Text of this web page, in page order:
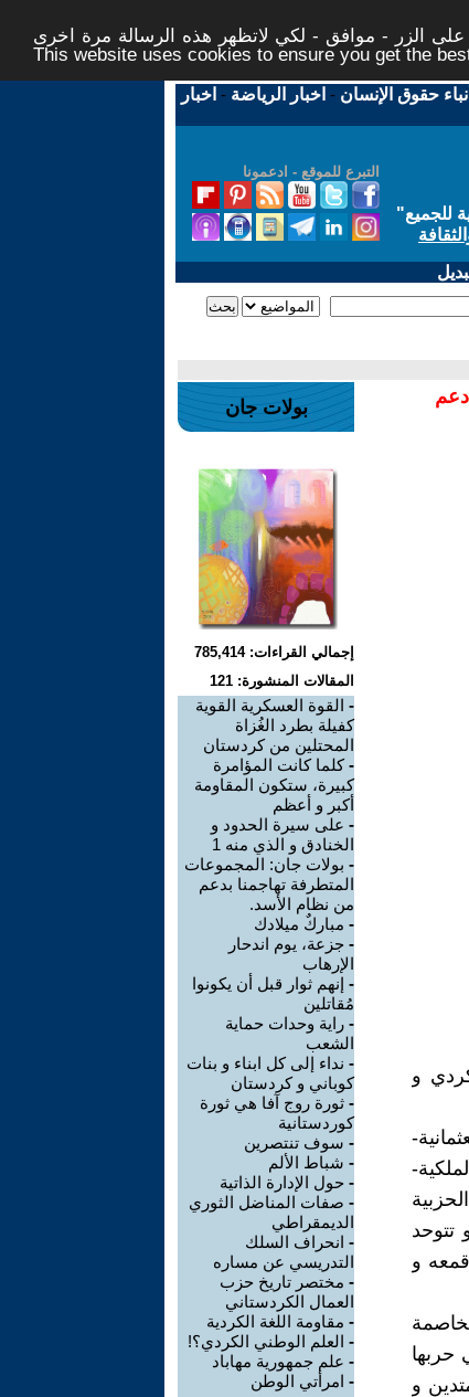
الزر - موافق - لكي لاتظهر هذه الرسالة مرة اخرى -
This website uses cookies to ensure you get the
حقوق الإنسان - اخبار الرياضة - اخبار
التبرع للموقع - ادعمونا
للجميع"
دعم
و
تتوحد
و
حربها
و
بولات جان
إجمالي القراءات: 785,414
المقالات المنشورة: 121
- القوة العسكرية القوية
كفيلة بطرد الغُزاة
المحتلين من كردستان
-كلما كانت المؤامرة
كبيرة، ستكون المقاومة
أكبر و أعظم
- على سيرة الحدود و
الخنادق و الذي منه 1
- بولات جان: المجموعات
المتطرفة تهاجمنا بدعم
من نظام الأسد.
- مباركٌ ميلادك
- جزعة، يوم اندحار
الإرهاب
- إنهم ثوار قبل أن يكونوا
مُقاتلين
- راية وحدات حماية
الشعب
- نداء إلى كل ابناء و بنات
كوباني و كردستان
- ثورة روج آفا هي ثورة
كوردستانية
- سوف تنتصرين
- شباط الألم
- حول الإدارة الذاتية
- صفات المناضل الثوري
الديمقراطي
- انحراف السلك
التدريسي عن مساره
- مختصر تاريخ حزب
العمال الكردستاني
- مقاومة اللغة الكردية
- العلم الوطني الكردي؟!
- علم جمهورية مهاباد
- امرأتي الوطن